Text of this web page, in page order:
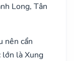
Long, Tân
nên cẩn
lớn là Xung